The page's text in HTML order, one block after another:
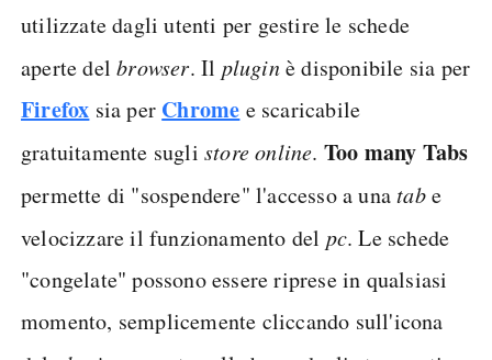
utilizzate dagli utenti per gestire le schede
aperte delbrowser. Il pluginè disponibile sia per
Firefox sia per Chrome e scaricabile
gratuitamente sugli store online. Too many Tabs
permette di "sospendere" l'accesso a unatabe
velocizzare il funzionamento del pc. Le schede
"congelate" possono essere riprese in qualsiasi
momento, semplicemente cliccando sull'icona